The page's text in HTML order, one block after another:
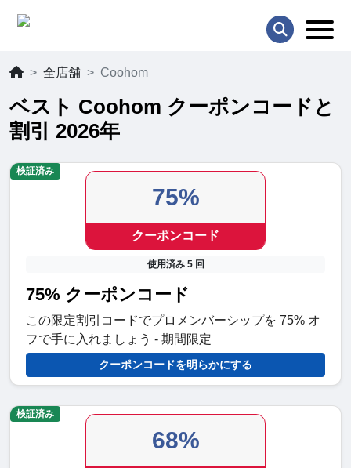
全店舗 Coohom
ベスト Coohom クーポンコードと
割引 2026年
75%
クーポンコード
使用済み 5 回
75% クーポンコード
この限定割引コードでプロメンバーシップを 75% オ
フで手に入れましょう - 期間限定
クーポンコードを明らかにする
検証済み
68%
検証済み